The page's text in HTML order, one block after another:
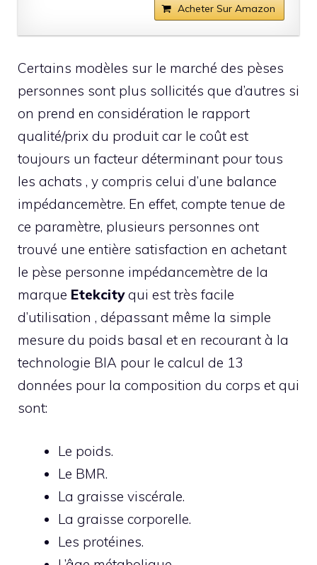
Acheter Sur Amazon
Certains modèles sur le marché des pèses
personnes sont plus sollicités que d’autres si
on prend en considération le rapport
qualité/prix du produit car le coût est
toujours un facteur déterminant pour tous
les achats , y compris celui d’une balance
impédancemètre. En effet, compte tenue de
ce paramètre, plusieurs personnes ont
trouvé une entière satisfaction en achetant
le pèse personne impédancemètre de la
marque Etekcityqui est très facile
d’utilisation , dépassant même la simple
mesure du poids basal et en recourant à la
technologie BIA pour le calcul de 13
données pour la composition du corps et qui
sont:
Le poids.
Le BMR.
La graisse viscérale.
La graisse corporelle.
Les protéines.